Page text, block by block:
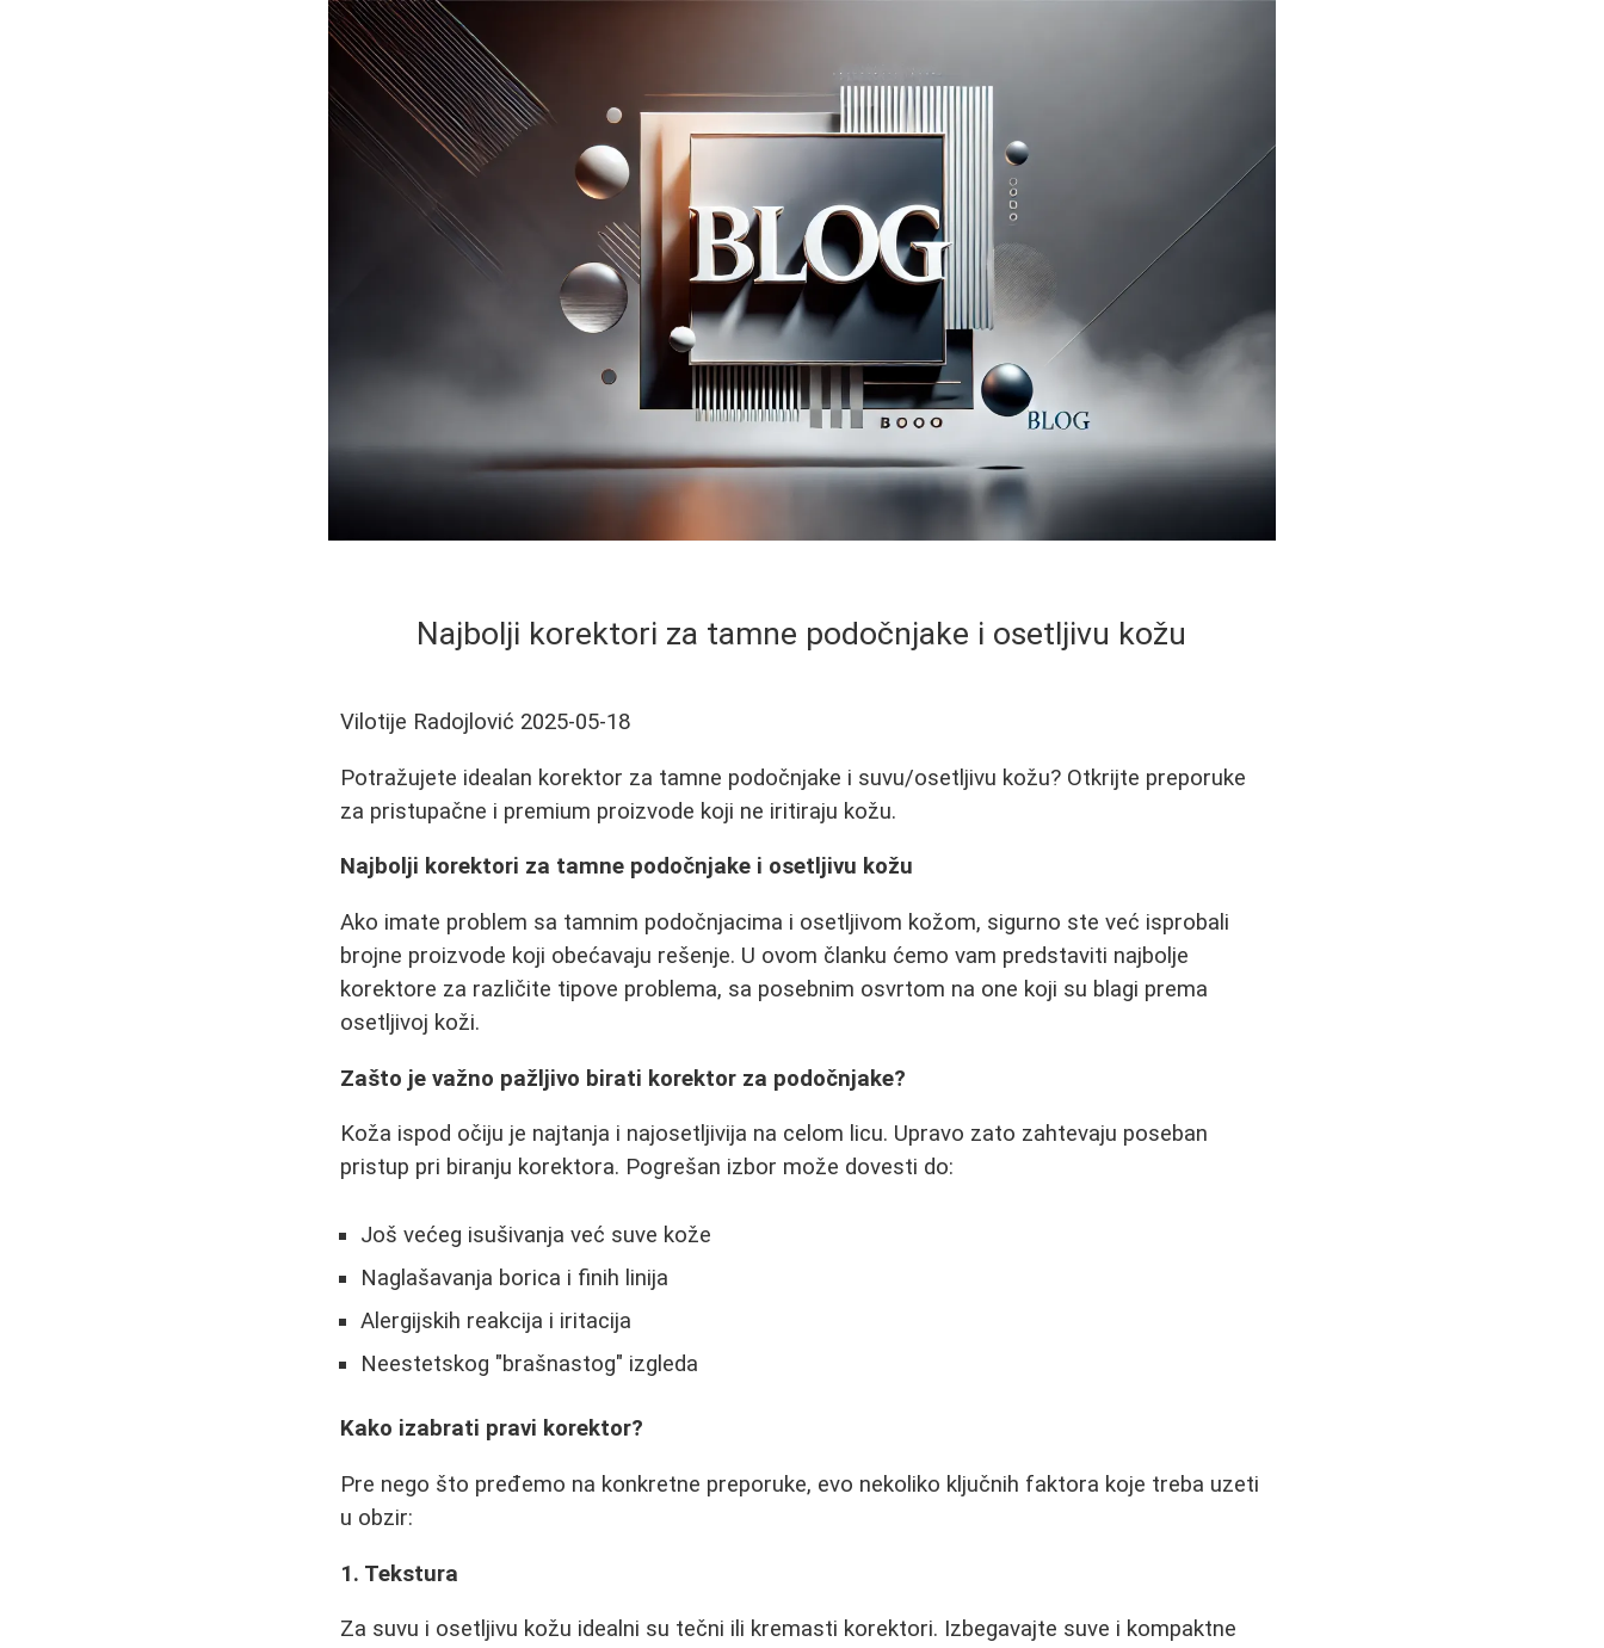
Najbolji korektori za tamne podočnjake i osetljivu kožu
Vilotije Radojlović 2025-05-18
Potražujete idealan korektor za tamne podočnjake i suvu/osetljivu kožu? Otkrijte preporuke
za pristupačne i premium proizvode koji ne iritiraju kožu.
Najbolji korektori za tamne podočnjake i osetljivu kožu
Ako imate problem sa tamnim podočnjacima i osetljivom kožom, sigurno ste već isprobali
brojne proizvode koji obećavaju rešenje. U ovom članku ćemo vam predstaviti najbolje
korektore za različite tipove problema, sa posebnim osvrtom na one koji su blagi prema
osetljivoj koži.
Zašto je važno pažljivo birati korektor za podočnjake?
Koža ispod očiju je najtanja i najosetljivija na celom licu. Upravo zato zahtevaju poseban
pristup pri biranju korektora. Pogrešan izbor može dovesti do:
Još većeg isušivanja već suve kože
Naglašavanja borica i finih linija
Alergijskih reakcija i iritacija
Neestetskog "brašnastog" izgleda
Kako izabrati pravi korektor?
Pre nego što pređemo na konkretne preporuke, evo nekoliko ključnih faktora koje treba uzeti
u obzir:
1. Tekstura
Za suvu i osetljivu kožu idealni su tečni ili kremasti korektori. Izbegavajte suve i kompaktne